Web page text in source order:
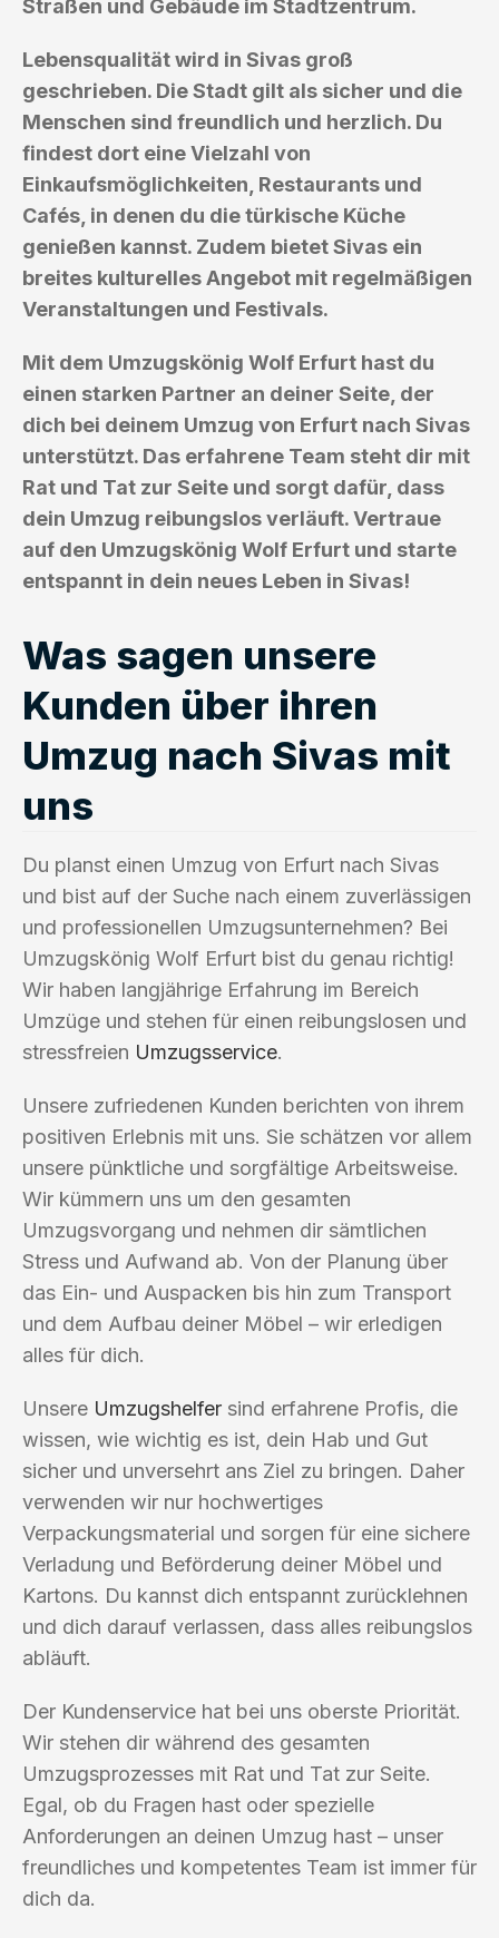
Straßen und Gebäude im Stadtzentrum.
Lebensqualität wird in Sivas groß
geschrieben. Die Stadt gilt als sicher und die
Menschen sind freundlich und herzlich. Du
findest dort eine Vielzahl von
Einkaufsmöglichkeiten, Restaurants und
Cafés, in denen du die türkische Küche
genießen kannst. Zudem bietet Sivas ein
breites kulturelles Angebot mit regelmäßigen
Veranstaltungen und Festivals.
Mit dem Umzugskönig Wolf Erfurt hast du
einen starken Partner an deiner Seite, der
dich bei deinem Umzug von Erfurt nach Sivas
unterstützt. Das erfahrene Team steht dir mit
Rat und Tat zur Seite und sorgt dafür, dass
dein Umzug reibungslos verläuft. Vertraue
auf den Umzugskönig Wolf Erfurt und starte
entspannt in dein neues Leben in Sivas!
Was sagen unsere
Kunden über ihren
Umzug nach Sivas mit
uns
Du planst einen Umzug von Erfurt nach Sivas
und bist auf der Suche nach einem zuverlässigen
und professionellen Umzugsunternehmen? Bei
Umzugskönig Wolf Erfurt bist du genau richtig!
Wir haben langjährige Erfahrung im Bereich
Umzüge und stehen für einen reibungslosen und
stressfreien Umzugsservice.
Unsere zufriedenen Kunden berichten von ihrem
positiven Erlebnis mit uns. Sie schätzen vor allem
unsere pünktliche und sorgfältige Arbeitsweise.
Wir kümmern uns um den gesamten
Umzugsvorgang und nehmen dir sämtlichen
Stress und Aufwand ab. Von der Planung über
das Ein- und Auspacken bis hin zum Transport
und dem Aufbau deiner Möbel – wir erledigen
alles für dich.
Unsere Umzugshelfer sind erfahrene Profis, die
wissen, wie wichtig es ist, dein Hab und Gut
sicher und unversehrt ans Ziel zu bringen. Daher
verwenden wir nur hochwertiges
Verpackungsmaterial und sorgen für eine sichere
Verladung und Beförderung deiner Möbel und
Kartons. Du kannst dich entspannt zurücklehnen
und dich darauf verlassen, dass alles reibungslos
abläuft.
Der Kundenservice hat bei uns oberste Priorität.
Wir stehen dir während des gesamten
Umzugsprozesses mit Rat und Tat zur Seite.
Egal, ob du Fragen hast oder spezielle
Anforderungen an deinen Umzug hast – unser
freundliches und kompetentes Team ist immer für
dich da.